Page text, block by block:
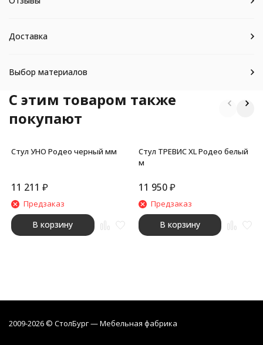
Доставка
Выбор материалов
C этим товаром также
покупают
Стул УНО Родео черный мм
11 211 ₽
Предзаказ
В корзину
Стул ТРЕВИС XL Родео белый
м
11 950 ₽
Предзаказ
В корзину
2009-2026 © СтолБург — Мебeльная фабрика